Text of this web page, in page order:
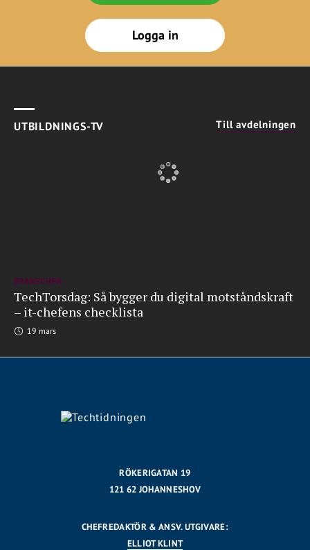
Logga in
UTBILDNINGS-TV Till avdelningen
BRANSCHEN
TechTorsdag: Så bygger du digital motståndskraft
– it-chefens checklista
19 mars
RÖKERIGATAN 19
121 62 JOHANNESHOV
CHEFREDAKTÖR & ANSV. UTGIVARE:
ELLIOT KLINT